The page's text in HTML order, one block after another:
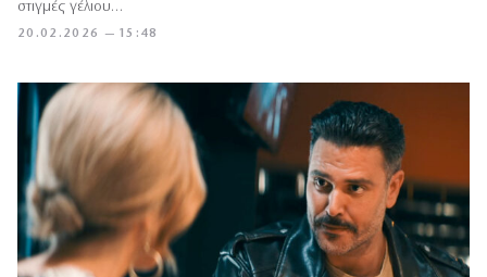
20.02.2026 — 15:48
στιγμές γέλιου…